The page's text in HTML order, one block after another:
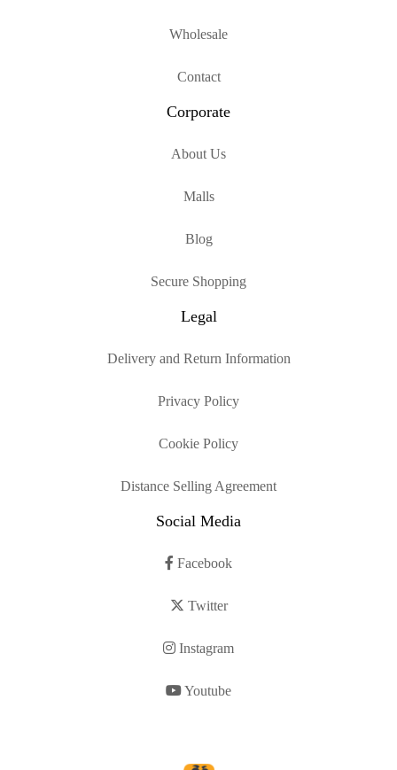
Wholesale
Contact
Corporate
About Us
Malls
Blog
Secure Shopping
Legal
Delivery and Return Information
Privacy Policy
Cookie Policy
Distance Selling Agreement
Social Media
Facebook
Twitter
Instagram
Youtube